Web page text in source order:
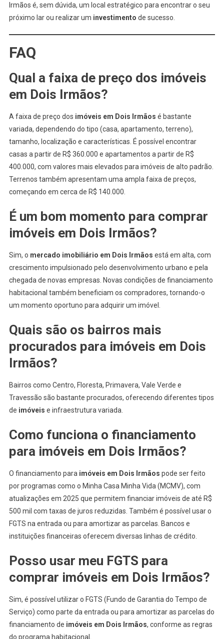
Irmãos é, sem dúvida, um local estratégico para encontrar o seu
próximo lar ou realizar um investimento de sucesso.
FAQ
Qual a faixa de preço dos imóveis
em Dois Irmãos?
A faixa de preço dos imóveis em Dois Irmãos é bastante
variada, dependendo do tipo (casa, apartamento, terreno),
tamanho, localização e características. É possível encontrar
casas a partir de R$ 360.000 e apartamentos a partir de R$
400.000, com valores mais elevados para imóveis de alto padrão.
Terrenos também apresentam uma ampla faixa de preços,
começando em cerca de R$ 140.000.
É um bom momento para comprar
imóveis em Dois Irmãos?
Sim, o mercado imobiliário em Dois Irmãos está em alta, com
crescimento impulsionado pelo desenvolvimento urbano e pela
chegada de novas empresas. Novas condições de financiamento
habitacional também beneficiam os compradores, tornando-o
um momento oportuno para adquirir um imóvel.
Quais são os bairros mais
procurados para imóveis em Dois
Irmãos?
Bairros como Centro, Floresta, Primavera, Vale Verde e
Travessão são bastante procurados, oferecendo diferentes tipos
de imóveis e infraestrutura variada.
Como funciona o financiamento
para imóveis em Dois Irmãos?
O financiamento para imóveis em Dois Irmãos pode ser feito
por programas como o Minha Casa Minha Vida (MCMV), com
atualizações em 2025 que permitem financiar imóveis de até R$
500 mil com taxas de juros reduzidas. Também é possível usar o
FGTS na entrada ou para amortizar as parcelas. Bancos e
instituições financeiras oferecem diversas linhas de crédito.
Posso usar meu FGTS para
comprar imóveis em Dois Irmãos?
Sim, é possível utilizar o FGTS (Fundo de Garantia do Tempo de
Serviço) como parte da entrada ou para amortizar as parcelas do
financiamento de imóveis em Dois Irmãos, conforme as regras
do programa habitacional.